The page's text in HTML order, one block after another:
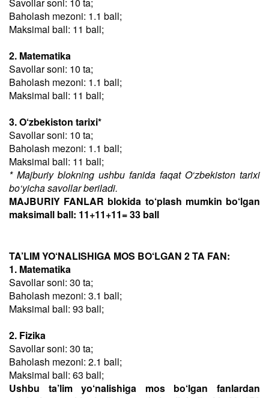
Baholash mezoni: 1.1 ball;
Maksimal ball: 11 ball;
2. Matematika
Savollar soni: 10 ta;
Baholash mezoni: 1.1 ball;
Maksimal ball: 11 ball;
3. O‘zbekiston tarixi*
Savollar soni: 10 ta;
Baholash mezoni: 1.1 ball;
Maksimal ball: 11 ball;
* Majburiy blokning ushbu fanida faqat O‘zbekiston tarixi
bo‘yicha savollar beriladi.
MAJBURIY FANLAR blokida to‘plash mumkin bo‘lgan
maksimall ball: 11+11+11= 33 ball
TA’LIM YO‘NALISHIGA MOS BO‘LGAN 2 TA FAN:
1. Matematika
Savollar soni: 30 ta;
Baholash mezoni: 3.1 ball;
Maksimal ball: 93 ball;
2. Fizika
Savollar soni: 30 ta;
Baholash mezoni: 2.1 ball;
Maksimal ball: 63 ball;
Ushbu ta’lim yo‘nalishiga mos bo‘lgan fanlardan